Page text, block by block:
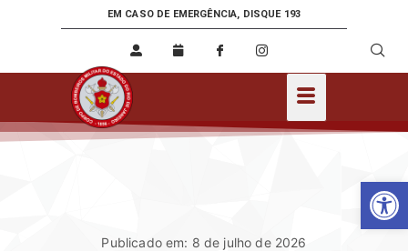
EM CASO DE EMERGÊNCIA, DISQUE 193
Publicado em: 8 de julho de 2026